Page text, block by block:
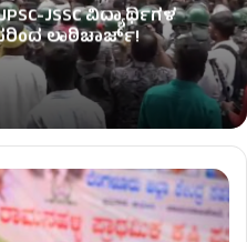
JSSC ವಿದ್ಯಾರ್ಥಿಗಳ
ಲಾಠಿಚಾರ್ಜ್!